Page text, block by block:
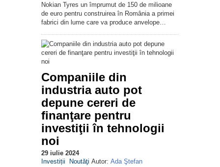
Nokian Tyres un împrumut de 150 de milioane
de euro pentru construirea în România a primei
fabrici din lume care va produce anvelope…
Companiile din
industria auto pot
depune cereri de
finanţare pentru
investiţii în tehnologii
noi
29 iulie 2024
Investiții
Noutăţi Autor: Ada Ştefan